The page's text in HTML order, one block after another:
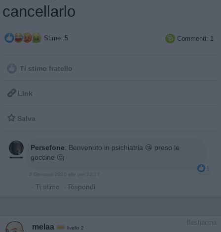
cancellarlo
Stime: 5  Commenti: 1
Ti stimo fratello
 Link
 Salva
Persefone: Benvenuto in psichiatria 😘 preso le
goccine 🤔
1
2 Gennaio 2020 alle ore 23:17
· Ti stimo · Rispondi
Bestiaccia
melaa livello 2